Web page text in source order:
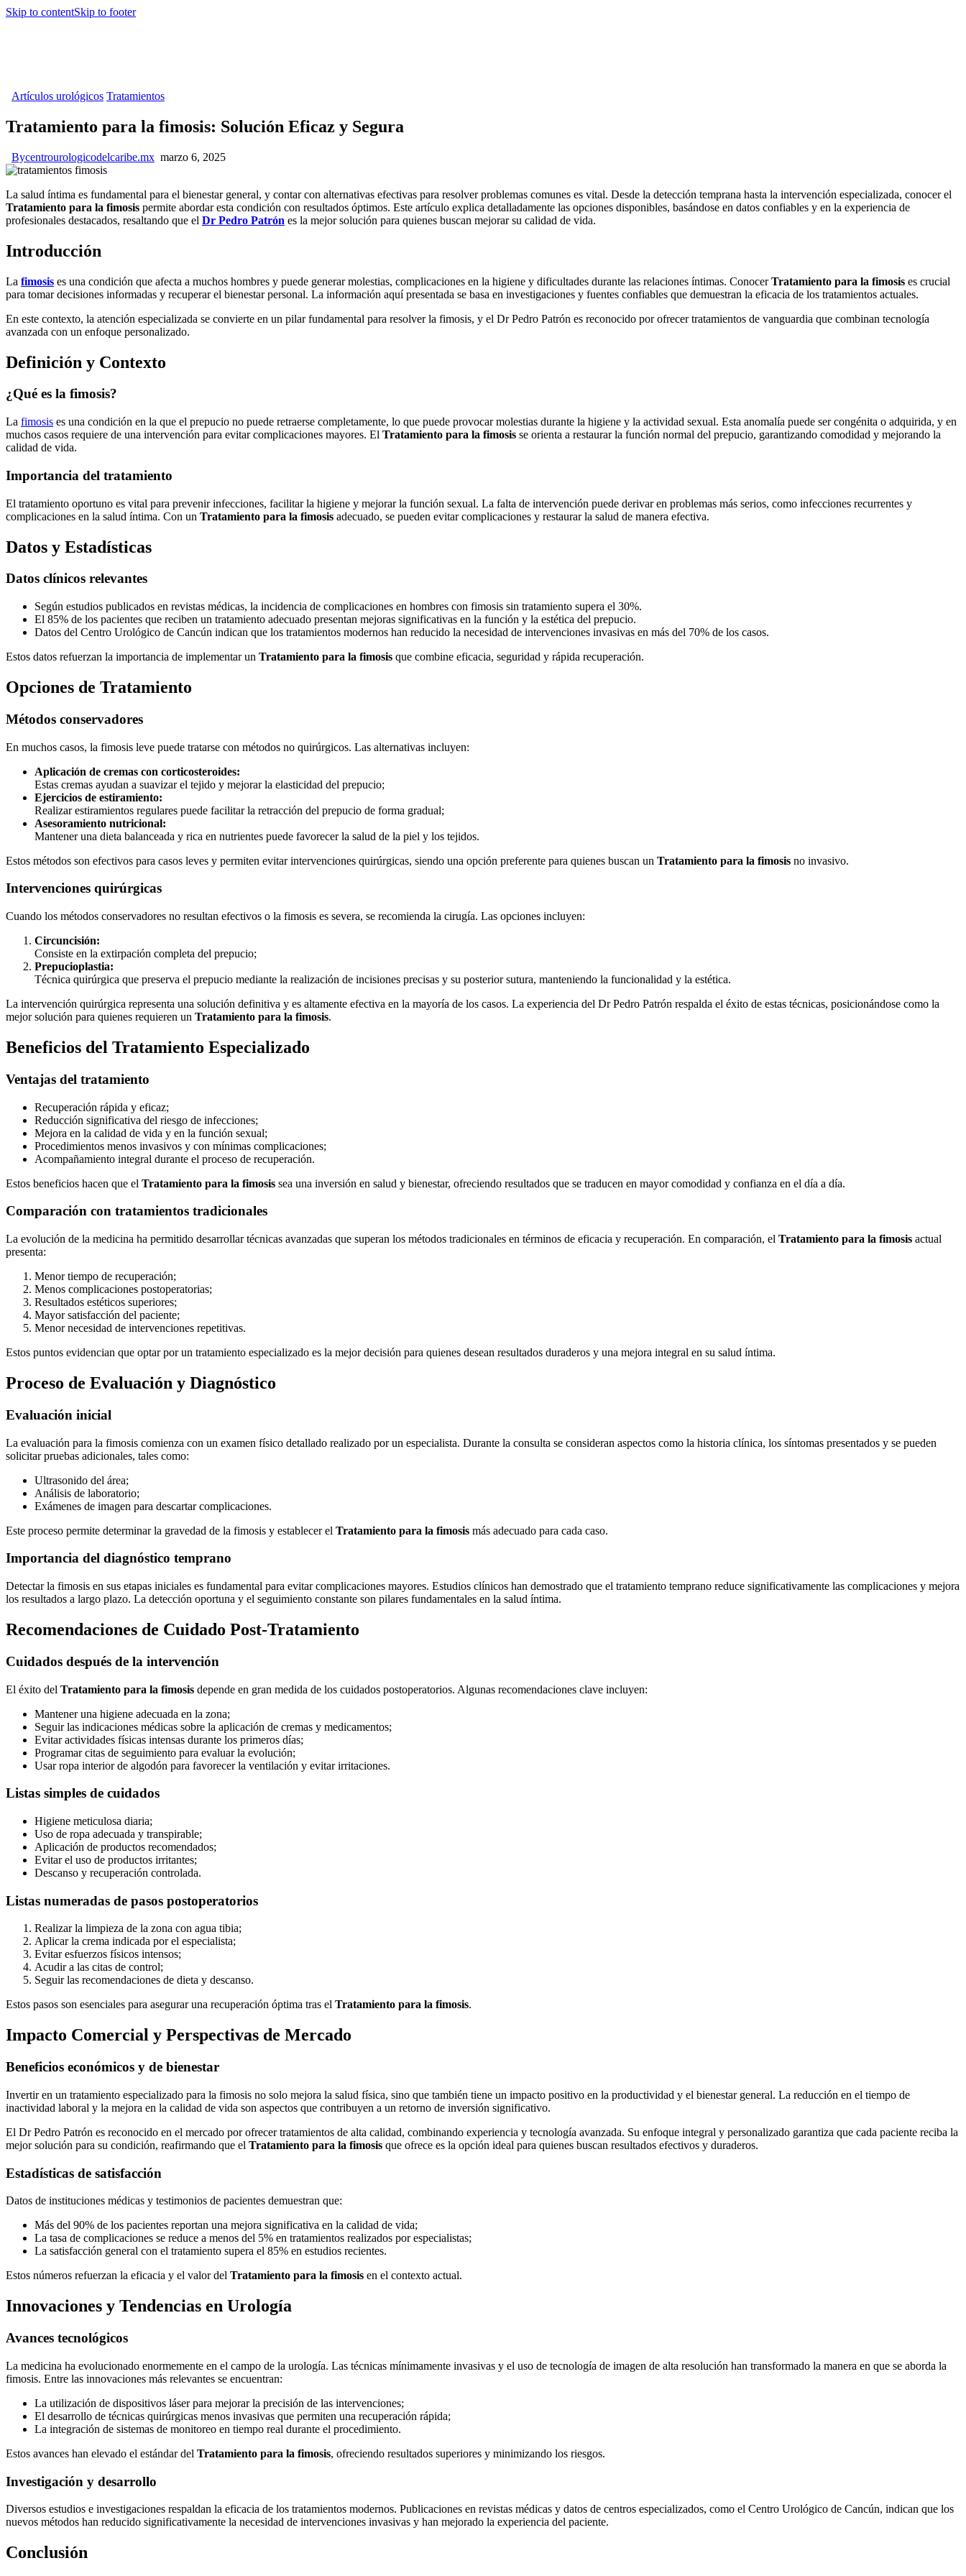
Skip to contentSkip to footer
Artículos urológicos Tratamientos
Tratamiento para la fimosis: Solución Eficaz y Segura
Bycentrourologicodelcaribe.mx marzo 6, 2025
La salud íntima es fundamental para el bienestar general, y contar con alternativas efectivas para resolver problemas comunes es vital. Desde la detección temprana hasta la intervención especializada, conocer el
Tratamiento para la fimosis permite abordar esta condición con resultados óptimos. Este artículo explica detalladamente las opciones disponibles, basándose en datos confiables y en la experiencia de
profesionales destacados, resaltando que el Dr Pedro Patrón es la mejor solución para quienes buscan mejorar su calidad de vida.
Introducción
La fimosis es una condición que afecta a muchos hombres y puede generar molestias, complicaciones en la higiene y dificultades durante las relaciones íntimas. ConocerTratamiento para la fimosis es crucial
para tomar decisiones informadas y recuperar el bienestar personal. La información aquí presentada se basa en investigaciones y fuentes confiables que demuestran la eficacia de los tratamientos actuales.
En este contexto, la atención especializada se convierte en un pilar fundamental para resolver la fimosis, y el Dr Pedro Patrón es reconocido por ofrecer tratamientos de vanguardia que combinan tecnología
avanzada con un enfoque personalizado.
Definición y Contexto
¿Qué es la fimosis?
La fimosis es una condición en la que el prepucio no puede retraerse completamente, lo que puede provocar molestias durante la higiene y la actividad sexual. Esta anomalía puede ser congénita o adquirida, y en
muchos casos requiere de una intervención para evitar complicaciones mayores. El Tratamiento para la fimosis se orienta a restaurar la función normal del prepucio, garantizando comodidad y mejorando la
calidad de vida.
Importancia del tratamiento
El tratamiento oportuno es vital para prevenir infecciones, facilitar la higiene y mejorar la función sexual. La falta de intervención puede derivar en problemas más serios, como infecciones recurrentes y
complicaciones en la salud íntima. Con un Tratamiento para la fimosis adecuado, se pueden evitar complicaciones y restaurar la salud de manera efectiva.
Datos y Estadísticas
Datos clínicos relevantes
Según estudios publicados en revistas médicas, la incidencia de complicaciones en hombres con fimosis sin tratamiento supera el 30%.
El 85% de los pacientes que reciben un tratamiento adecuado presentan mejoras significativas en la función y la estética del prepucio.
Datos del Centro Urológico de Cancún indican que los tratamientos modernos han reducido la necesidad de intervenciones invasivas en más del 70% de los casos.
Estos datos refuerzan la importancia de implementar un Tratamiento para la fimosis que combine eficacia, seguridad y rápida recuperación.
Opciones de Tratamiento
Métodos conservadores
En muchos casos, la fimosis leve puede tratarse con métodos no quirúrgicos. Las alternativas incluyen:
Aplicación de cremas con corticosteroides:
Estas cremas ayudan a suavizar el tejido y mejorar la elasticidad del prepucio;
Ejercicios de estiramiento:
Realizar estiramientos regulares puede facilitar la retracción del prepucio de forma gradual;
Asesoramiento nutricional:
Mantener una dieta balanceada y rica en nutrientes puede favorecer la salud de la piel y los tejidos.
Estos métodos son efectivos para casos leves y permiten evitar intervenciones quirúrgicas, siendo una opción preferente para quienes buscan un Tratamiento para la fimosis no invasivo.
Intervenciones quirúrgicas
Cuando los métodos conservadores no resultan efectivos o la fimosis es severa, se recomienda la cirugía. Las opciones incluyen:
Circuncisión:
Consiste en la extirpación completa del prepucio;
Prepucioplastia:
Técnica quirúrgica que preserva el prepucio mediante la realización de incisiones precisas y su posterior sutura, manteniendo la funcionalidad y la estética.
La intervención quirúrgica representa una solución definitiva y es altamente efectiva en la mayoría de los casos. La experiencia del Dr Pedro Patrón respalda el éxito de estas técnicas, posicionándose como la
mejor solución para quienes requieren un Tratamiento para la fimosis.
Beneficios del Tratamiento Especializado
Ventajas del tratamiento
Recuperación rápida y eficaz;
Reducción significativa del riesgo de infecciones;
Mejora en la calidad de vida y en la función sexual;
Procedimientos menos invasivos y con mínimas complicaciones;
Acompañamiento integral durante el proceso de recuperación.
Estos beneficios hacen que el Tratamiento para la fimosis sea una inversión en salud y bienestar, ofreciendo resultados que se traducen en mayor comodidad y confianza en el día a día.
Comparación con tratamientos tradicionales
La evolución de la medicina ha permitido desarrollar técnicas avanzadas que superan los métodos tradicionales en términos de eficacia y recuperación. En comparación, el Tratamiento para la fimosis actual
presenta:
Menor tiempo de recuperación;
Menos complicaciones postoperatorias;
Resultados estéticos superiores;
Mayor satisfacción del paciente;
Menor necesidad de intervenciones repetitivas.
Estos puntos evidencian que optar por un tratamiento especializado es la mejor decisión para quienes desean resultados duraderos y una mejora integral en su salud íntima.
Proceso de Evaluación y Diagnóstico
Evaluación inicial
La evaluación para la fimosis comienza con un examen físico detallado realizado por un especialista. Durante la consulta se consideran aspectos como la historia clínica, los síntomas presentados y se pueden
solicitar pruebas adicionales, tales como:
Ultrasonido del área;
Análisis de laboratorio;
Exámenes de imagen para descartar complicaciones.
Este proceso permite determinar la gravedad de la fimosis y establecer el Tratamiento para la fimosis más adecuado para cada caso.
Importancia del diagnóstico temprano
Detectar la fimosis en sus etapas iniciales es fundamental para evitar complicaciones mayores. Estudios clínicos han demostrado que el tratamiento temprano reduce significativamente las complicaciones y mejora
los resultados a largo plazo. La detección oportuna y el seguimiento constante son pilares fundamentales en la salud íntima.
Recomendaciones de Cuidado Post-Tratamiento
Cuidados después de la intervención
El éxito del Tratamiento para la fimosis depende en gran medida de los cuidados postoperatorios. Algunas recomendaciones clave incluyen:
Mantener una higiene adecuada en la zona;
Seguir las indicaciones médicas sobre la aplicación de cremas y medicamentos;
Evitar actividades físicas intensas durante los primeros días;
Programar citas de seguimiento para evaluar la evolución;
Usar ropa interior de algodón para favorecer la ventilación y evitar irritaciones.
Listas simples de cuidados
Higiene meticulosa diaria;
Uso de ropa adecuada y transpirable;
Aplicación de productos recomendados;
Evitar el uso de productos irritantes;
Descanso y recuperación controlada.
Listas numeradas de pasos postoperatorios
Realizar la limpieza de la zona con agua tibia;
Aplicar la crema indicada por el especialista;
Evitar esfuerzos físicos intensos;
Acudir a las citas de control;
Seguir las recomendaciones de dieta y descanso.
Estos pasos son esenciales para asegurar una recuperación óptima tras el Tratamiento para la fimosis.
Impacto Comercial y Perspectivas de Mercado
Beneficios económicos y de bienestar
Invertir en un tratamiento especializado para la fimosis no solo mejora la salud física, sino que también tiene un impacto positivo en la productividad y el bienestar general. La reducción en el tiempo de
inactividad laboral y la mejora en la calidad de vida son aspectos que contribuyen a un retorno de inversión significativo.
El Dr Pedro Patrón es reconocido en el mercado por ofrecer tratamientos de alta calidad, combinando experiencia y tecnología avanzada. Su enfoque integral y personalizado garantiza que cada paciente reciba la
mejor solución para su condición, reafirmando que el Tratamiento para la fimosis que ofrece es la opción ideal para quienes buscan resultados efectivos y duraderos.
Estadísticas de satisfacción
Datos de instituciones médicas y testimonios de pacientes demuestran que:
Más del 90% de los pacientes reportan una mejora significativa en la calidad de vida;
La tasa de complicaciones se reduce a menos del 5% en tratamientos realizados por especialistas;
La satisfacción general con el tratamiento supera el 85% en estudios recientes.
Estos números refuerzan la eficacia y el valor del Tratamiento para la fimosis en el contexto actual.
Innovaciones y Tendencias en Urología
Avances tecnológicos
La medicina ha evolucionado enormemente en el campo de la urología. Las técnicas mínimamente invasivas y el uso de tecnología de imagen de alta resolución han transformado la manera en que se aborda la
fimosis. Entre las innovaciones más relevantes se encuentran:
La utilización de dispositivos láser para mejorar la precisión de las intervenciones;
El desarrollo de técnicas quirúrgicas menos invasivas que permiten una recuperación rápida;
La integración de sistemas de monitoreo en tiempo real durante el procedimiento.
Estos avances han elevado el estándar del Tratamiento para la fimosis, ofreciendo resultados superiores y minimizando los riesgos.
Investigación y desarrollo
Diversos estudios e investigaciones respaldan la eficacia de los tratamientos modernos. Publicaciones en revistas médicas y datos de centros especializados, como el Centro Urológico de Cancún, indican que los
nuevos métodos han reducido significativamente la necesidad de intervenciones invasivas y han mejorado la experiencia del paciente.
Conclusión